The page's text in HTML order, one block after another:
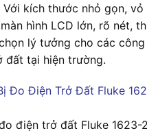
kích thước nhỏ gọn, vỏ
hình LCD lớn, rõ nét,
lý tưởng cho các
đất tại hiện trường.
điện trở đất Fluke 1623-2